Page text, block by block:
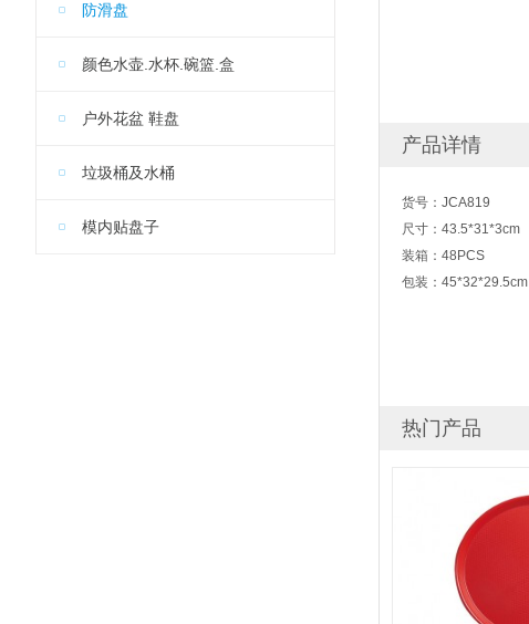
防滑盘
颜色水壶.水杯.碗篮.盒
户外花盆 鞋盘
垃圾桶及水桶
模内贴盘子
产品详情
货号：JCA819
尺寸：43.5*31*3cm
装箱：48PCS
包装：45*32*29.5cm
热门产品